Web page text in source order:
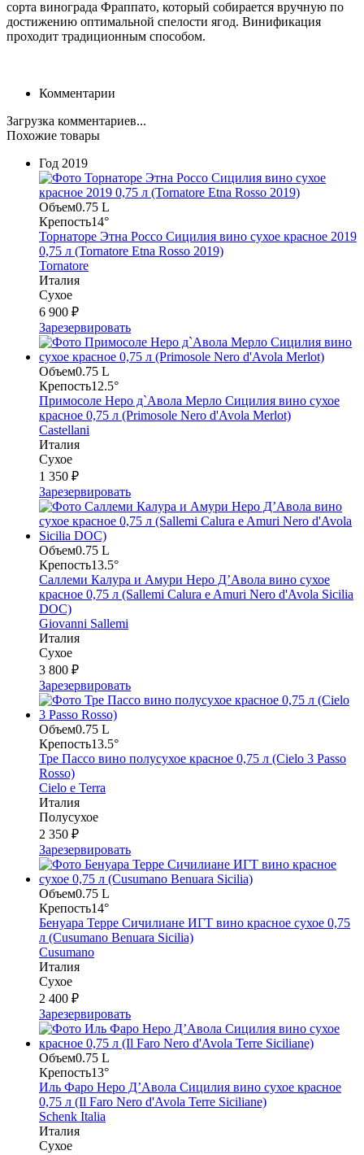
сорта винограда Фраппато, который собирается вручную по
достижению оптимальной спелости ягод. Винификация
проходит традиционным способом.
Комментарии
Загрузка комментариев...
Похожие товары
Год 2019
Объем0.75 L
Крепость14°
Торнаторе Этна Россо Сицилия вино сухое красное 2019
0,75 л (Tornatore Etna Rosso 2019)
Tornatore
Италия
Сухое
6 900 ₽
Зарезервировать
Объем0.75 L
Крепость12.5°
Примосоле Неро д`Авола Мерло Сицилия вино сухое
красное 0,75 л (Primosole Nero d'Avola Merlot)
Castellani
Италия
Сухое
1 350 ₽
Зарезервировать
Объем0.75 L
Крепость13.5°
Саллеми Калура и Амури Неро Д’Авола вино сухое
красное 0,75 л (Sallemi Calura e Amuri Nero d'Avola Sicilia
DOC)
Giovanni Sallemi
Италия
Сухое
3 800 ₽
Зарезервировать
Объем0.75 L
Крепость13.5°
Тре Пассо вино полусухое красное 0,75 л (Cielo 3 Passo
Rosso)
Cielo e Terra
Италия
Полусухое
2 350 ₽
Зарезервировать
Объем0.75 L
Крепость14°
Бенуара Терре Сичилиане ИГТ вино красное сухое 0,75
л (Cusumano Benuara Sicilia)
Cusumano
Италия
Сухое
2 400 ₽
Зарезервировать
Объем0.75 L
Крепость13°
Иль Фаро Неро Д’Авола Сицилия вино сухое красное
0,75 л (Il Faro Nero d'Avola Terre Siciliane)
Schenk Italia
Италия
Сухое